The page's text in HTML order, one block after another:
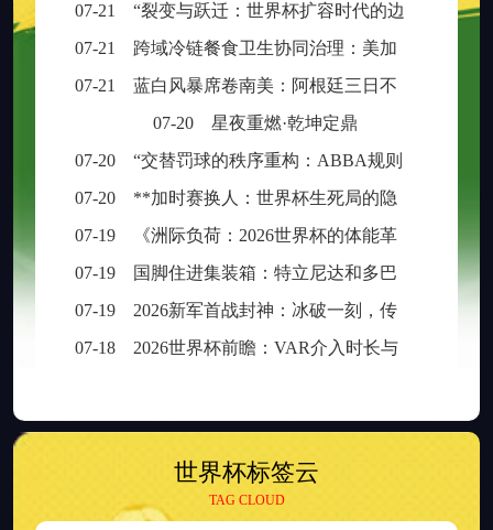
07-21
“裂变与跃迁：世界杯扩容时代的边缘崛起与新秩序重塑”
07-21
跨域冷链餐食卫生协同治理：美加墨检疫规则分歧与制度融合策略
07-21
蓝白风暴席卷南美：阿根廷三日不眠，足球王座再耀大陆
07-20
星夜重燃·乾坤定鼎
07-20
“交替罚球的秩序重构：ABBA规则在世界杯中的逻辑困境与制度再平衡”
07-20
**加时赛换人：世界杯生死局的隐形胜负手**
07-19
《洲际负荷：2026世界杯的体能革命与竞技边界重构》
07-19
国脚住进集装箱：特立尼达和多巴哥世界杯备战营地引争议
07-19
2026新军首战封神：冰破一刻，传奇已生
07-18
2026世界杯前瞻：VAR介入时长与判罚时效性的权衡之道
世界杯标签云
TAG CLOUD